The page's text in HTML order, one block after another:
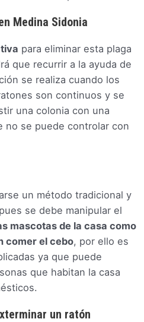
Medina Sidonia
para eliminar esta plaga
que recurrir a la ayuda de
se realiza cuando los
son continuos y se
una colonia con una
no se puede controlar con
un método tradicional y
se debe manipular el
mascotas de la casa como
comer el cebo, por ello es
ya que puede
que habitan la casa
un ratón